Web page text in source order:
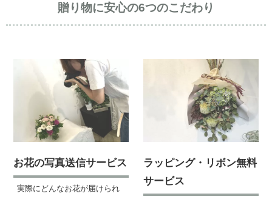
贈り物に安心の6つのこだわり
お花の写真送信サービス
実際にどんなお花が届けられ
ラッピング・リボン無料
サービス